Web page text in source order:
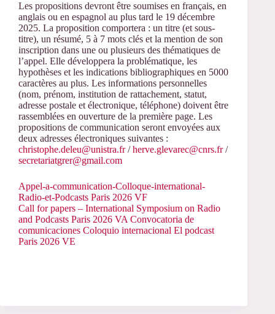
Les propositions devront être soumises en français, en
anglais ou en espagnol au plus tard le 19 décembre
2025. La proposition comportera : un titre (et sous-
titre), un résumé, 5 à 7 mots clés et la mention de son
inscription dans une ou plusieurs des thématiques de
l’appel. Elle développera la problématique, les
hypothèses et les indications bibliographiques en 5000
caractères au plus. Les informations personnelles
(nom, prénom, institution de rattachement, statut,
adresse postale et électronique, téléphone) doivent être
rassemblées en ouverture de la première page. Les
propositions de communication seront envoyées aux
deux adresses électroniques suivantes :
christophe.deleu@unistra.fr/herve.glevarec@cnrs.fr/
secretariatgrer@gmail.com
Appel-a-communication-Colloque-international-
Radio-et-Podcasts Paris 2026 VF
Call for papers – International Symposium on Radio
and Podcasts Paris 2026 VA Convocatoria de
comunicaciones Coloquio internacional El podcast
Paris 2026 VE